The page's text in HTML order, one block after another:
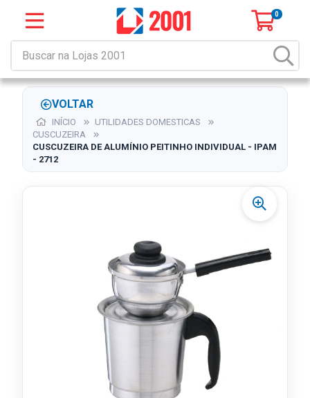
0
VOLTAR
INÍCIO
UTILIDADES DOMESTICAS
CUSCUZEIRA
CUSCUZEIRA DE ALUMÍNIO PEITINHO INDIVIDUAL - IPAM
- 2712